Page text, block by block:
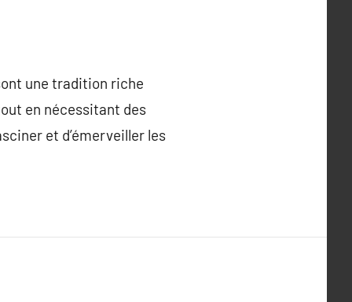
une tradition riche
en nécessitant des
et d’émerveiller les